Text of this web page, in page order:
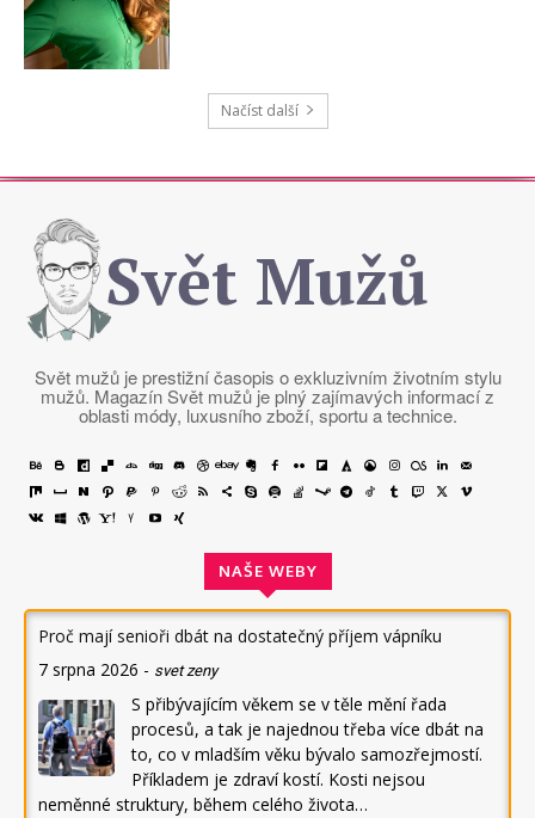
Načíst další
Svět Mužů
Svět mužů je prestižní časopis o exkluzivním životním stylu
mužů. Magazín Svět mužů je plný zajímavých informací z
oblasti módy, luxusního zboží, sportu a technice.
NAŠE WEBY
Proč mají senioři dbát na dostatečný příjem vápníku
7 srpna 2026 - svet zeny
S přibývajícím věkem se v těle mění řada
procesů, a tak je najednou třeba více dbát na
to, co v mladším věku bývalo samozřejmostí.
Příkladem je zdraví kostí. Kosti nejsou
neměnné struktury, během celého života…